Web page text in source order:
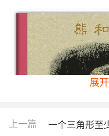
展
上一篇 一个三角形至